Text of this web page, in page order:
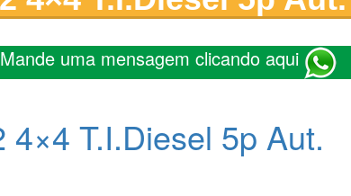
uma mensagem clicando aqui
T.I.Diesel 5p Aut.